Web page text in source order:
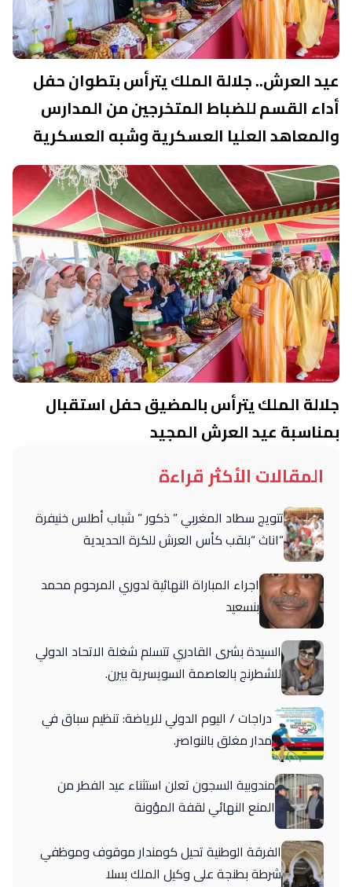
عيد العرش.. جلالة الملك يترأس بتطوان حفل
أداء القسم للضباط المتخرجين من المدارس
والمعاهد العليا العسكرية وشبه العسكرية
جلالة الملك يترأس بالمضيق حفل استقبال
بمناسبة عيد العرش المجيد
المقالات الأكثر قراءة
تتويج سطاد المغربي ” ذكور ” شباب أطلس خنيفرة
“اناث “بلقب كأس العرش للكرة الحديدية
اجراء المباراة النهائية لدوري المرحوم محمد
بنسعيد
السيدة بشرى القادري تتسلم شغلة الاتحاد الدولي
للشطرنج بالعاصمة السويسرية بيرن.
دراجات / اليوم الدولي للرياضة: تنظيم سباق في
مدار مغلق بالنواصر.
مندوبية السجون تعلن استثناء عيد الفطر من
المنع النهائي لقفة المؤونة
الفرقة الوطنية تحيل كومندار موقوف وموظفي
شرطة بطنجة على وكيل الملك بسلا